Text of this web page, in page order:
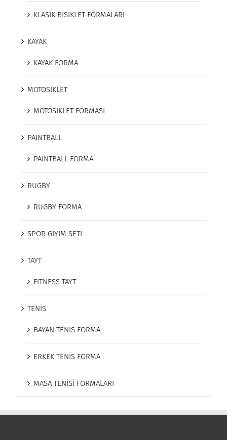
KLASİK BİSİKLET FORMALARI
KAYAK
KAYAK FORMA
MOTOSİKLET
MOTOSİKLET FORMASI
PAINTBALL
PAINTBALL FORMA
RUGBY
RUGBY FORMA
SPOR GİYİM SETİ
TAYT
FITNESS TAYT
TENİS
BAYAN TENİS FORMA
ERKEK TENİS FORMA
MASA TENİSİ FORMALARI